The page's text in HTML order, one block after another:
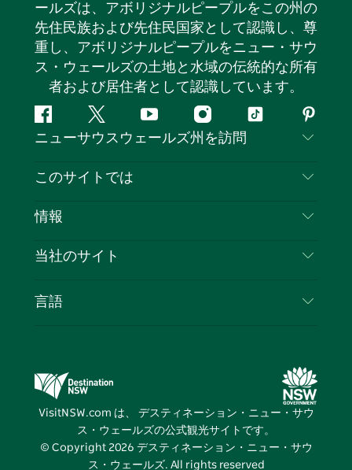
ールズは、アボリジナルピープルをこの州の
先住民族および先住民国家として認識し、尊
重し、アボリジナルピープルをニュー・サウ
ス・ウェールズの土地と水域の伝統的な所有
者および居住者として認識しています。
フ
ェ
ス
ッ
ツ
イ
タ
ユ
ー
イ
ン
テ
ピ
ン
レ
ト
ニューサウスウェールズ州を訪問
お問い合わせ
クッキーに関する通知
このサイトでは
目的地
イベント
情報
旅行情報
NSWでのビジネス
当社のサイト
デスティネーション・ニュー・サウス・ウェール
ズメディアセンター
ビビッド・シドニー
言語
VisitNSW.com は、 デスティネーション・ニュー・サウ
ス・ウェールズの公式観光サイトです。
© Copyright 2026 デスティネーション・ニュー・サウ
ス・ウェールズ. All rights reserved